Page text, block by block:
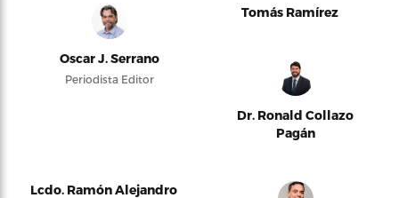
Oscar J. Serrano
Periodista Editor
Tomás Ramírez
Dr. Ronald Collazo
Pagán
Lcdo. Ramón Alejandro